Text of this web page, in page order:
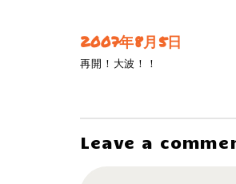
2007年8月5日
再開！大波！！
Leave a